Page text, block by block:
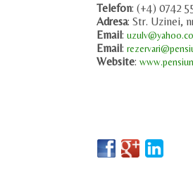
Telefon: (+4) 0742
Adresa: Str. Uzinei,
Email:
Email:
Website: